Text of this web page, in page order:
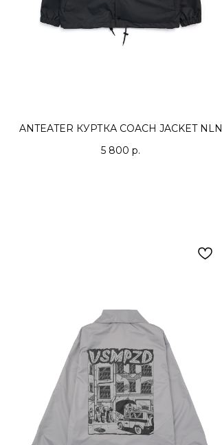
ANTEATER КУРТКА COACH JACKET NLN
5 800 р.